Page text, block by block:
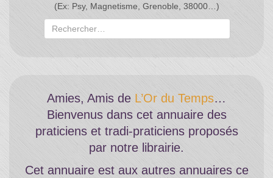
(Ex: Psy, Magnetisme, Grenoble, 38000…)
Amies, Amis de L’Or du Temps…
Bienvenus dans cet annuaire des
praticiens et tradi-praticiens proposés
par notre librairie.
Cet annuaire est aux autres annuaires ce